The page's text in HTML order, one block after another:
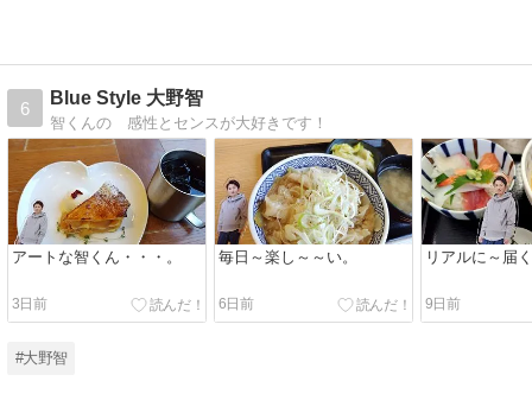
6
Blue Style 大野智
智くんの 感性とセンスが大好きです！
アートな智くん・・・。
3日前
毎日～楽し～～い。
6日前
リアルに～届
9日前
#大野智